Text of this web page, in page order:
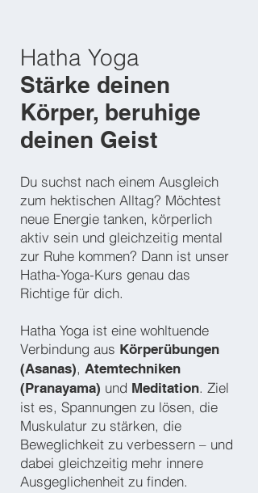
Hatha Yoga
Stärke deinen
Körper, beruhige
deinen Geist
​Du suchst nach einem Ausgleich
zum hektischen Alltag? Möchtest
neue Energie tanken, körperlich
aktiv sein und gleichzeitig mental
zur Ruhe kommen? Dann ist unser
Hatha-Yoga-Kurs genau das
Richtige für dich.
Hatha Yoga ist eine wohltuende
Verbindung aus Körperübungen
(Asanas), Atemtechniken
(Pranayama) und Meditation. Ziel
ist es, Spannungen zu lösen, die
Muskulatur zu stärken, die
Beweglichkeit zu verbessern – und
dabei gleichzeitig mehr innere
Ausgeglichenheit zu finden.